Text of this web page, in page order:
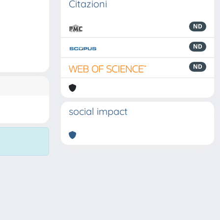
Citazioni
ND
ND
ND
social impact